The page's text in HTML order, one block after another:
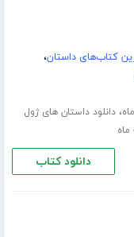
کتاب‌های داستان،
،دانلود داستان های ژول
دانلود کتاب